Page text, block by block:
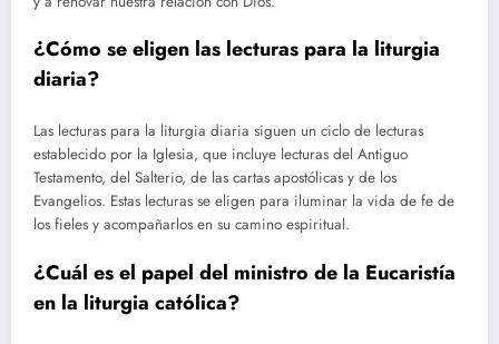
¿Cómo se eligen las lecturas para la liturgia
diaria?
Las lecturas para la liturgia diaria siguen un ciclo de lecturas
establecido por la Iglesia, que incluye lecturas del Antiguo
Testamento, del Salterio, de las cartas apostólicas y de los
Evangelios. Estas lecturas se eligen para iluminar la vida de fe de
los fieles y acompañarlos en su camino espiritual.
¿Cuál es el papel del ministro de la Eucaristía
en la liturgia católica?